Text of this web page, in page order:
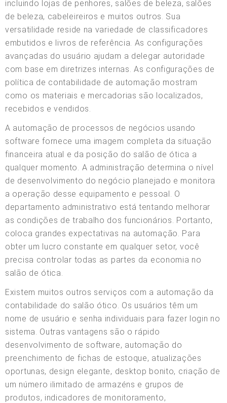
incluindo lojas de penhores, salões de beleza, salões
de beleza, cabeleireiros e muitos outros. Sua
versatilidade reside na variedade de classificadores
embutidos e livros de referência. As configurações
avançadas do usuário ajudam a delegar autoridade
com base em diretrizes internas. As configurações de
política de contabilidade de automação mostram
como os materiais e mercadorias são localizados,
recebidos e vendidos.
A automação de processos de negócios usando
software fornece uma imagem completa da situação
financeira atual e da posição do salão de ótica a
qualquer momento. A administração determina o nível
de desenvolvimento do negócio planejado e monitora
a operação desse equipamento e pessoal. O
departamento administrativo está tentando melhorar
as condições de trabalho dos funcionários. Portanto,
coloca grandes expectativas na automação. Para
obter um lucro constante em qualquer setor, você
precisa controlar todas as partes da economia no
salão de ótica.
Existem muitos outros serviços com a automação da
contabilidade do salão ótico. Os usuários têm um
nome de usuário e senha individuais para fazer login no
sistema. Outras vantagens são o rápido
desenvolvimento de software, automação do
preenchimento de fichas de estoque, atualizações
oportunas, design elegante, desktop bonito, criação de
um número ilimitado de armazéns e grupos de
produtos, indicadores de monitoramento,